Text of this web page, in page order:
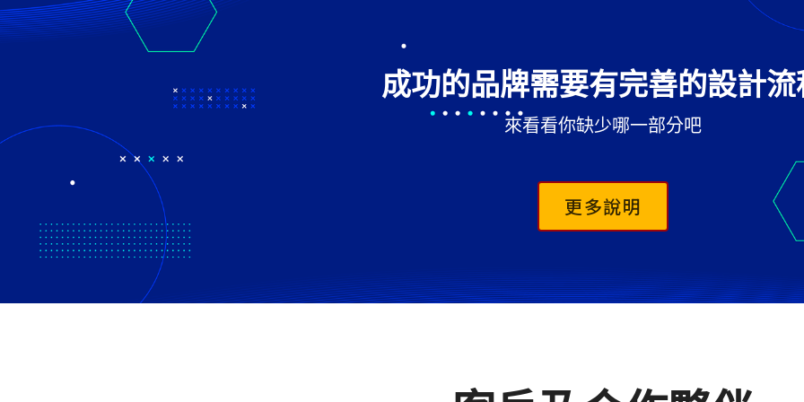
成功的品牌需要有完善的設計流
來看看你缺少哪一部分吧
更多說明